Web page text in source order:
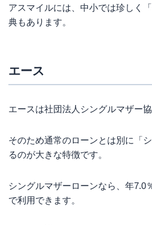
アスマイルには、中小では珍しく
典もあります。
エース
エースは社団法人シングルマザー
そのため通常のローンとは別に「
るのが大きな特徴です。
シングルマザーローンなら、年7.0
で利用できます。